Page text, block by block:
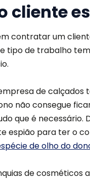
cliente
contratar um
tipo de trabalho
de calçados
não consegue
que é necessário.
espião para ter o
de olho do
de cosméticos